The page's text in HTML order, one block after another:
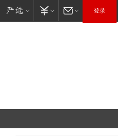
登录